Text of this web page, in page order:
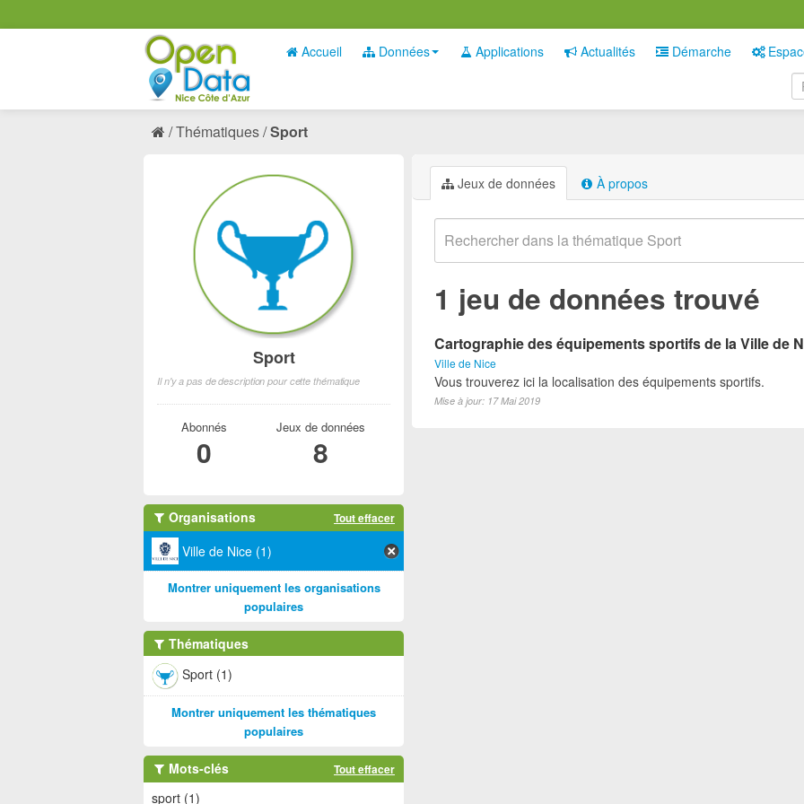
Accueil Données Applications Actualités Démarche
Thématiques Sport
Jeux de données À propos
1 jeu de données trouvé
Cartographie des équipements sportifs de la Ville de
Ville de Nice
Vous trouverez ici la localisation des équipements sportifs.
Mise à jour: 17 Mai 2019
Sport
Il n'y a pas de description pour cette thématique
Abonnés
0
Jeux de données
8
Organisations Tout effacer
Ville de Nice (1)
Montrer uniquement les organisations
populaires
Thématiques
Sport (1)
Montrer uniquement les thématiques
populaires
Mots-clés Tout effacer
sport (1)